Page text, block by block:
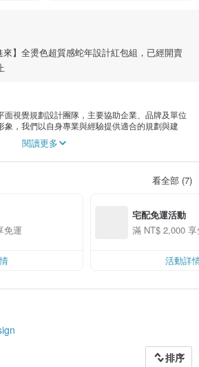
來】全燙色超質感蛇年設計紅包組，已經開賣
面視覺規劃設計團隊，主要協助企業、品牌及單位
象，我們以自身專業與經驗提供適合的規劃與建
精神理念與文化脈絡塑造專屬的視覺企劃，差異化
觀賞者感受到美好特別的品牌價值及企業形象，以
許，展現的是對每個環節的完美演出 -
閱讀更多
看全部 (7)
免運
宅配免運活動
滿 NT$ 2,000
活動詳
排序